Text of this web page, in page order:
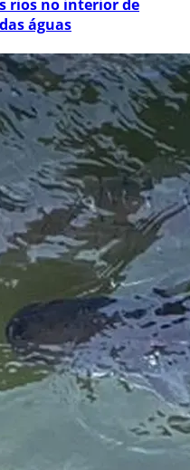
rios no interior de
águas